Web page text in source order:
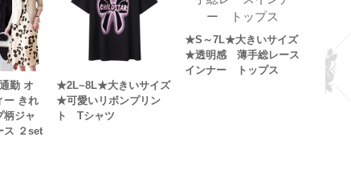
勤 オ
ー きれ
柄ジャ
ス ２set
★2L~8L★大きいサイズ
★可愛いリボンプリン
ト Tシャツ
★S～7L★大きいサイズ
★透明感 薄手総レース
インナー トップス